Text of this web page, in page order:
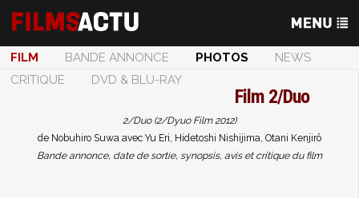
FILM BANDE ANNONCE PHOTOS
NEWS
CRITIQUE
DVD & BLU-RAY
Film 2/Duo
2/Duo (2/Dyuo Film 2012)
de Nobuhiro Suwa avec Yu Eri, Hidetoshi Nishijima, Otani Kenjirô
Bande annonce, date de sortie, synopsis, avis et critique du film